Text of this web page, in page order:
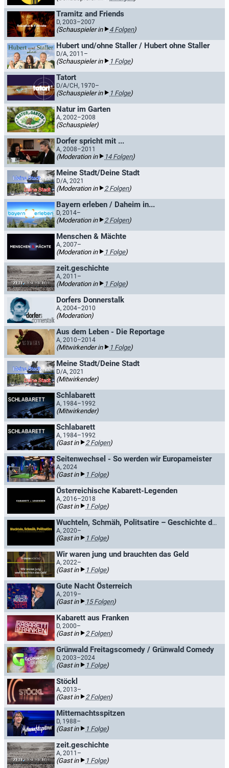
Tramitz and Friends
D, 2003–2007
(Schauspieler in 4 Folgen)
Hubert und/ohne Staller / Hubert ohne Staller
D/A, 2011–
(Schauspieler in 1 Folge)
Tatort
D/A/CH, 1970–
(Schauspieler in 1 Folge)
Natur im Garten
A, 2002–2008
(Schauspieler)
Dorfer spricht mit ...
A, 2008–2011
(Moderation in 14 Folgen)
Meine Stadt/Deine Stadt
D/A, 2021
(Moderation in 2 Folgen)
Bayern erleben / Daheim in...
D, 2014–
(Moderation in 2 Folgen)
Menschen & Mächte
A, 2007–
(Moderation in 1 Folge)
zeit.geschichte
A, 2011–
(Moderation in 1 Folge)
Dorfers Donnerstalk
A, 2004–2010
(Moderation)
Aus dem Leben - Die Reportage
A, 2010–2014
(Mitwirkender in 1 Folge)
Meine Stadt/Deine Stadt
D/A, 2021
(Mitwirkender)
Schlabarett
A, 1984–1992
(Mitwirkender)
Schlabarett
A, 1984–1992
(Gast in 2 Folgen)
Seitenwechsel - So werden wir Europameister
A, 2024
(Gast in 1 Folge)
Österreichische Kabarett-Legenden
A, 2016–2018
(Gast in 1 Folge)
Wuchteln, Schmäh, Politsatire – Geschichte des österreichischen Kabaretts
A, 2020–
(Gast in 1 Folge)
Wir waren jung und brauchten das Geld
A, 2022–
(Gast in 1 Folge)
Gute Nacht Österreich
A, 2019–
(Gast in 15 Folgen)
Kabarett aus Franken
D, 2000–
(Gast in 2 Folgen)
Grünwald Freitagscomedy / Grünwald Comedy
D, 2003–2024
(Gast in 1 Folge)
Stöckl
A, 2013–
(Gast in 2 Folgen)
Mitternachtsspitzen
D, 1988–
(Gast in 1 Folge)
zeit.geschichte
A, 2011–
(Gast in 1 Folge)